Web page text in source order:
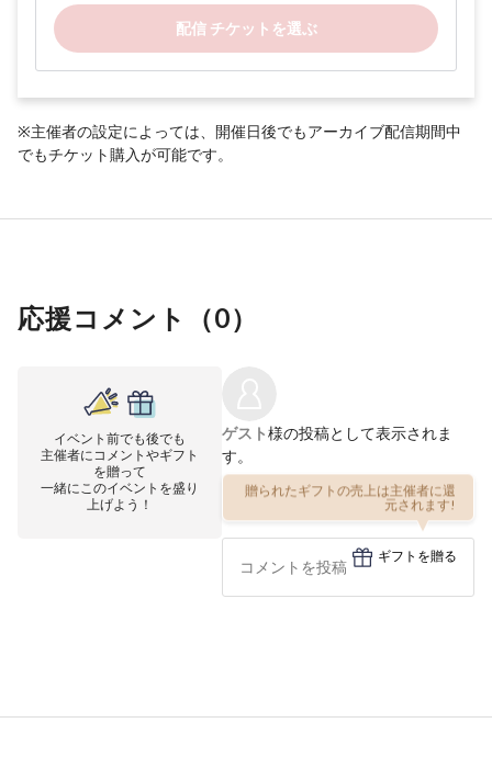
配信 チケットを選ぶ
※主催者の設定によっては、開催日後でもアーカイブ配信期間中
でもチケット購入が可能です。
応援コメント（0）
イベント前でも後でも
主催者にコメントやギフト
を贈って
一緒にこのイベントを盛り
上げよう！
ゲスト様の投稿として表示されま
す。
贈られたギフトの売上は主催者に還
元されます!
ギフトを贈る